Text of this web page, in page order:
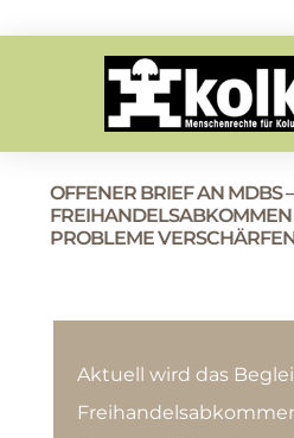
OFFENER BRIEF AN MDBS –
PROBLEME
Aktuell wird das